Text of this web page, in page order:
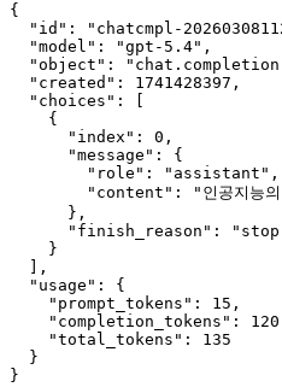
{
"id": "chatcmpl-
  "model": "gpt-5.4",
"object":
  "created": 1741428397,
  "choices": [
    {
      "index": 0,
      "message": {
        "role": "assistant",
"content": "인공지능의
      },
"finish_reason":
    }
  ],
  "usage": {
    "prompt_tokens": 15,
"completion_tokens":
    "total_tokens": 135
  }
}